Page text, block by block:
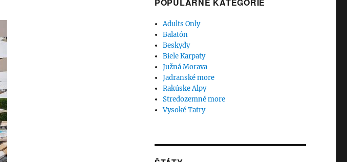
Adults Only
Balatón
Beskydy
Biele Karpaty
Južná Morava
Jadranské more
Rakúske Alpy
Stredozemné more
Vysoké Tatry